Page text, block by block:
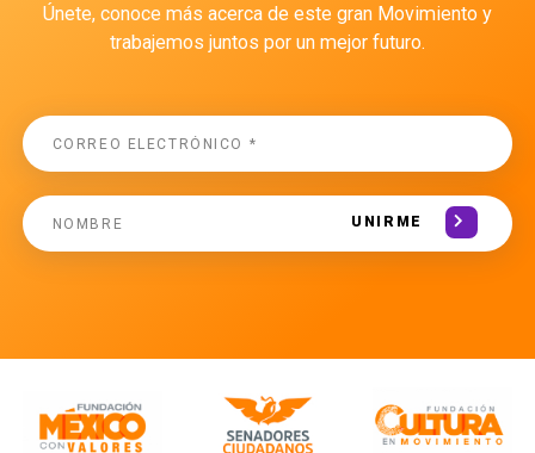
Únete, conoce más acerca de este gran Movimiento y
trabajemos juntos por un mejor futuro.
UNIRME